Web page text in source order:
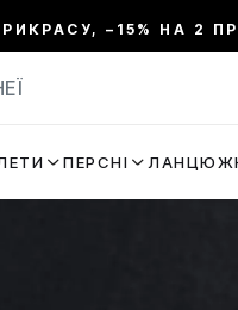
–15% НА 2
ПЕРСНІ